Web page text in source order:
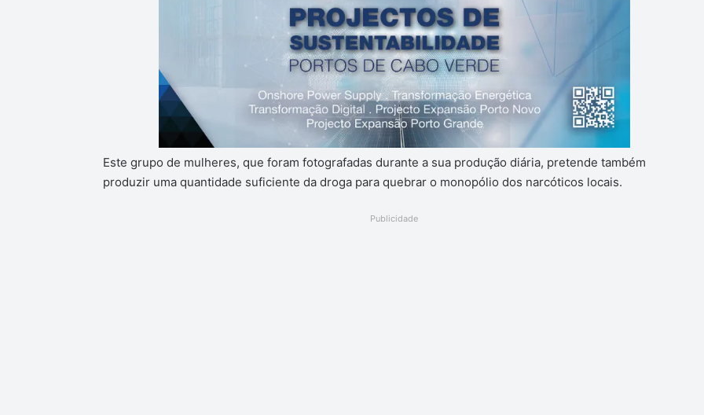
Este grupo de mulheres, que foram fotografadas durante a sua produção diária, pretende também
produzir uma quantidade suficiente da droga para quebrar o monopólio dos narcóticos locais.
Publicidade